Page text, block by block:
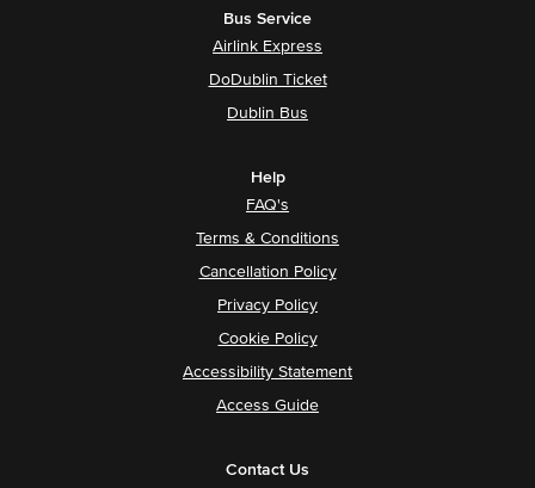
Bus Service
Airlink Express
DoDublin Ticket
Dublin Bus
Help
FAQ's
Terms & Conditions
Cancellation Policy
Privacy Policy
Cookie Policy
Accessibility Statement
Access Guide
Contact Us